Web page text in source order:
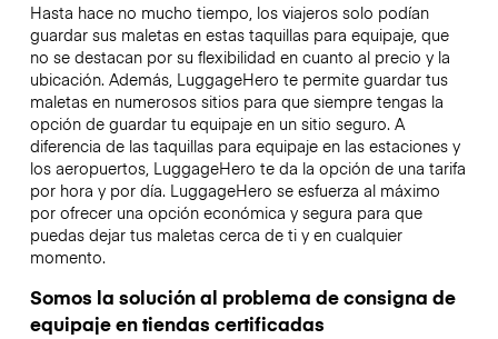
Hasta hace no mucho tiempo, los viajeros solo podían
guardar sus maletas en estas taquillas para equipaje, que
no se destacan por su flexibilidad en cuanto al precio y la
ubicación. Además, LuggageHero te permite guardar tus
maletas en numerosos sitios para que siempre tengas la
opción de guardar tu equipaje en un sitio seguro. A
diferencia de las taquillas para equipaje en las estaciones y
los aeropuertos, LuggageHero te da la opción de una tarifa
por hora y por día. LuggageHero se esfuerza al máximo
por ofrecer una opción económica y segura para que
puedas dejar tus maletas cerca de ti y en cualquier
momento.
Somos la solución al problema de consigna de
equipaje en tiendas certificadas